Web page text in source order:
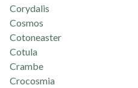
Corydalis
Cosmos
Cotoneaster
Cotula
Crambe
Crocosmia